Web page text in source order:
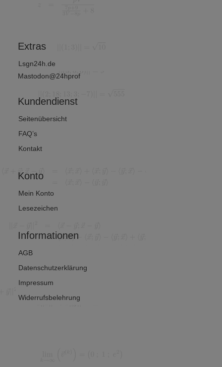
Extras
Lsgn24h.de
Mastodon@24hprof
Kundendienst
Seitenübersicht
FAQ’s
Kontakt
Konto
Mein Konto
Lesezeichen
Informationen
AGB
Datenschutzerklärung
Impressum
Widerrufsbelehrung